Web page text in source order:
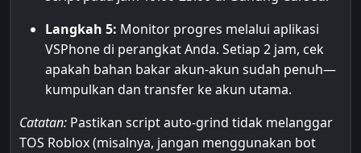
Langkah 5: Monitor progres melalui aplikasi
VSPhone di perangkat Anda. Setiap 2 jam, cek
apakah bahan bakar akun-akun sudah penuh—
kumpulkan dan transfer ke akun utama.
Catatan: Pastikan script auto-grind tidak melanggar
TOS Roblox (misalnya, jangan menggunakan bot